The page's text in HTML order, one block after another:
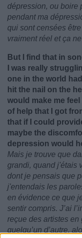
dépression, ou boire
pendant ma
qui sont censées
vraiment réel et ça
But I find that in
I was really
one in the world
hit the nail on the
would make me
of help that I got
that if I could
maybe the
depression would
Mais je trouve que
grandi, quand j'étais
dont je pensais que
j'entendais les
en évidence ce que
sentir compris. J’ai
reçue des artistes
quelqu’un d’autre,